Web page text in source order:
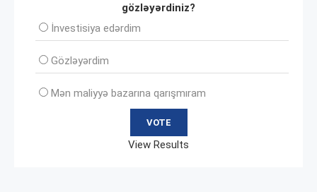
gözləyərdiniz?
İnvеstisiya edərdim
Gözləyərdim
Mən maliyyə bazarına qarışmıram
View Results